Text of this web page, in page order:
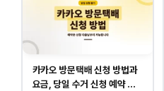
카카오 방문택배 신청 방법과
요금, 당일 수거 신청 예약 안